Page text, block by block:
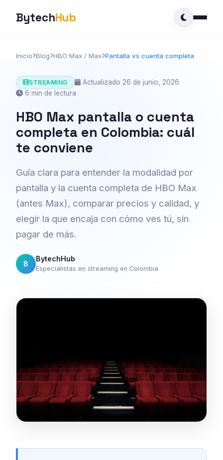
BytechHub
Inicio Blog HBO Max / Max Pantalla vs cuenta completa
STREAMING
Actualizado 26 de junio, 2026
6 min de lectura
HBO Max pantalla o cuenta
completa en Colombia: cuál
te conviene
Guía clara para entender la modalidad por
pantalla y la cuenta completa de HBO Max
(antes Max), comparar precios y calidad, y
elegir la que encaja con cómo ves tú, sin
pagar de más.
B
BytechHub
Especialistas en streaming en Colombia